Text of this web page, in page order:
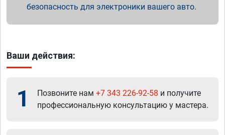
безопасность для электроники вашего авто.
Ваши действия:
1 Позвоните нам +7 343 226-92-58 и получите
профессиональную консультацию у мастера.